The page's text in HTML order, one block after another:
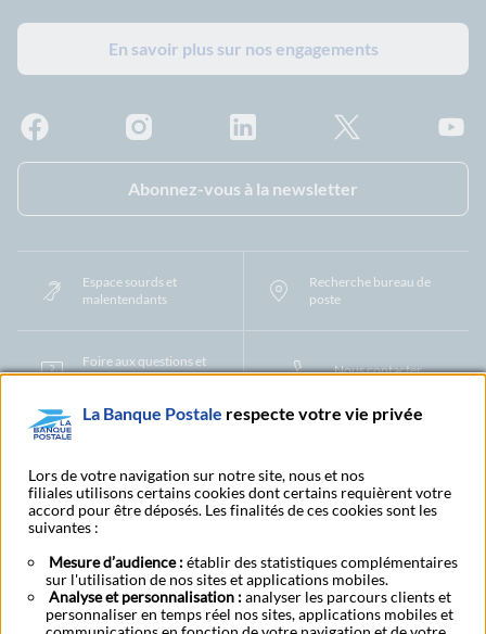
En savoir plus sur nos engagements
Abonnez-vous à la newsletter
Espace sourds et
malentendants
Recherche bureau de
poste
Foire aux questions et
centre d'aide
Nous contacter
Protection des Données à Caractère PersonnelFiliales et partenaires
CookiesGestion des cookiesActualiser vos informations
Contestation et réclamation Coordonnées Centres Financiers
Alertes fraudes et points de vigilance Actualités réglementaires CGU
Aide navigateur et systèmes d'exploitation
Vider le cache de votre navigateurLexique Aide et accessibilité
Accessibilité – Partiellement conforme Espace candidature
La Banque Postale respecte votre vie privée
Lors de votre navigation sur notre site, nous et nos
filiales utilisons certains cookies dont certains requièrent votre
accord pour être déposés. Les finalités de ces cookies sont les
suivantes :
Mesure d’audience :établir des statistiques complémentaires
sur l'utilisation de nos sites et applications mobiles.
Analyse et personnalisation :analyser les parcours clients et
personnaliser en temps réel nos sites, applications mobiles et